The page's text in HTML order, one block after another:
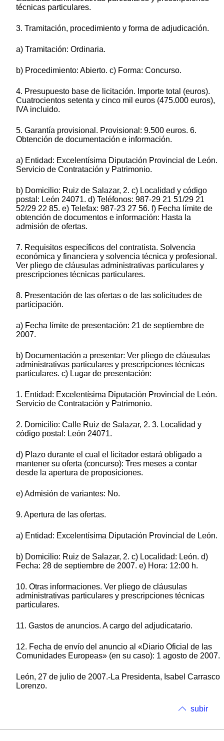
técnicas particulares.
3. Tramitación, procedimiento y forma de adjudicación.
a) Tramitación: Ordinaria.
b) Procedimiento: Abierto. c) Forma: Concurso.
4. Presupuesto base de licitación. Importe total (euros).
Cuatrocientos setenta y cinco mil euros (475.000 euros),
IVA incluido.
5. Garantía provisional. Provisional: 9.500 euros. 6.
Obtención de documentación e información.
a) Entidad: Excelentísima Diputación Provincial de León.
Servicio de Contratación y Patrimonio.
b) Domicilio: Ruiz de Salazar, 2. c) Localidad y código
postal: León 24071. d) Teléfonos: 987-29 21 51/29 21
52/29 22 85. e) Telefax: 987-23 27 56. f) Fecha límite de
obtención de documentos e información: Hasta la
admisión de ofertas.
7. Requisitos específicos del contratista. Solvencia
económica y financiera y solvencia técnica y profesional.
Ver pliego de cláusulas administrativas particulares y
prescripciones técnicas particulares.
8. Presentación de las ofertas o de las solicitudes de
participación.
a) Fecha límite de presentación: 21 de septiembre de
2007.
b) Documentación a presentar: Ver pliego de cláusulas
administrativas particulares y prescripciones técnicas
particulares. c) Lugar de presentación:
1. Entidad: Excelentísima Diputación Provincial de León.
Servicio de Contratación y Patrimonio.
2. Domicilio: Calle Ruiz de Salazar, 2. 3. Localidad y
código postal: León 24071.
d) Plazo durante el cual el licitador estará obligado a
mantener su oferta (concurso): Tres meses a contar
desde la apertura de proposiciones.
e) Admisión de variantes: No.
9. Apertura de las ofertas.
a) Entidad: Excelentísima Diputación Provincial de León.
b) Domicilio: Ruiz de Salazar, 2. c) Localidad: León. d)
Fecha: 28 de septiembre de 2007. e) Hora: 12:00 h.
10. Otras informaciones. Ver pliego de cláusulas
administrativas particulares y prescripciones técnicas
particulares.
11. Gastos de anuncios. A cargo del adjudicatario.
12. Fecha de envío del anuncio al «Diario Oficial de las
Comunidades Europeas» (en su caso): 1 agosto de 2007.
León, 27 de julio de 2007.-La Presidenta, Isabel Carrasco
Lorenzo.
subir